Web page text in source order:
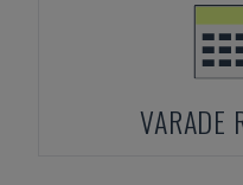
VARADE